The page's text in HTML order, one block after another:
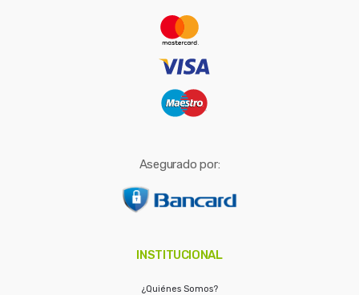
Asegurado por:
INSTITUCIONAL
¿Quiénes Somos?